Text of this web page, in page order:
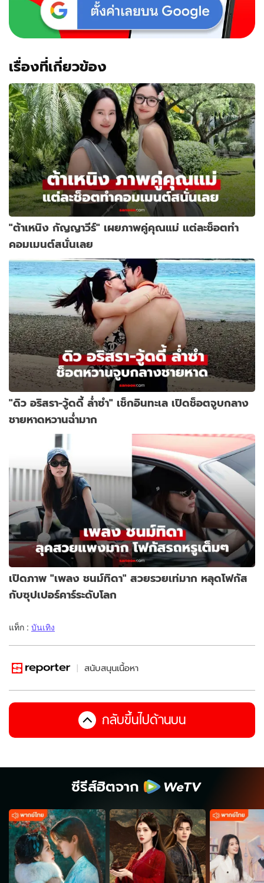
เรื่องที่เกี่ยวข้อง
"ต้าเหนิง กัญญาวีร์" เผยภาพคู่คุณแม่ แต่ละช็อตทำ
คอมเมนต์สนั่นเลย
"ดิว อริสรา-วู้ดดี้ ล่ำซำ" เช็กอินทะเล เปิดช็อตจูบกลาง
ชายหาดหวานฉ่ำมาก
เปิดภาพ "เพลง ชนม์ทิดา" สวยรวยเท่มาก หลุดโฟกัส
กับซุปเปอร์คาร์ระดับโลก
แท็ก : บันเทิง
สนับสนุนเนื้อหา
กลับขึ้นไปด้านบน
ซีรีส์ฮิตจาก